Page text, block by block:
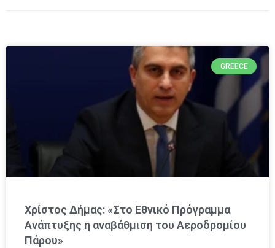
GREECE
Χρίστος Δήμας: «Στο Εθνικό Πρόγραμμα
Ανάπτυξης η αναβάθμιση του Αεροδρομίου
Πάρου»